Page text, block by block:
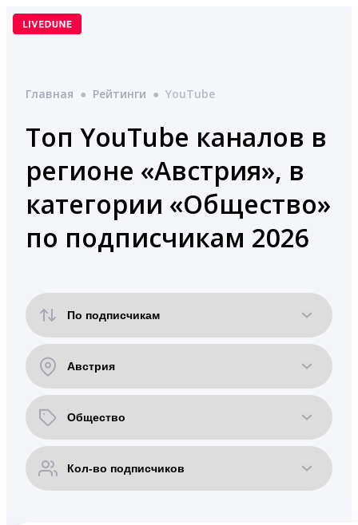
Перейти
Главная ● Рейтинги ● YouTube
Топ YouTube каналов в
регионе «Австрия», в
категории «Общество»
по подписчикам 2026